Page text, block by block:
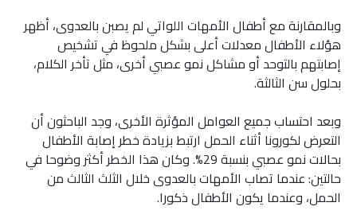
وبالمقارنة مع أطفال الأمهات اللواتي لم يصبن بالعدوى، أظهر
هؤلاء الأطفال معدلات أعلى بشكل ملحوظ في تشخيص
إصابتهم بالتوحد أو مشاكل نمو عصبي أخرى، مثل تأخر الكلام،
بحلول سن الثالثة.
وبعد احتساب جميع العوامل المؤثرة الأخرى، وجد الباحثون أن
التعرض لكورونا أثناء الحمل ارتبط بزيادة خطر إصابة الأطفال
بحالات نمو عصبي بنسبة 29%. وكان هذا الخطر أكثر وضوحا في
حالتين: عندما تصاب الأمهات بالعدوى خلال الثلث الثالث من
الحمل، وعندما يكون الأطفال ذكورا.